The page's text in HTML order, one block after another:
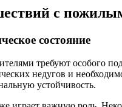
с
состояние
требуют особого
недугов и
устойчивость.